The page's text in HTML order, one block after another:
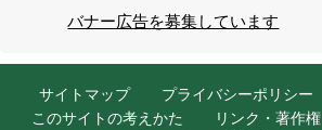
バナー広告を募集しています
サイトマップ
プライバシーポリシー
このサイトの考えかた
リンク・著作権